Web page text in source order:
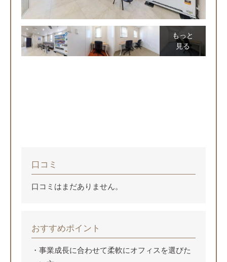
もっと
見る
口コミ
口コミはまだありません。
おすすめポイント
事業成長に合わせて柔軟にオフィスを選びた